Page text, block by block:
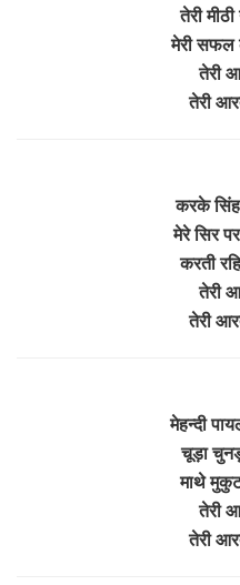
तेरी
मेरी सफल
तेरी
तेरी
करके
मेरे सिर
करती
तेरी
तेरी
मेहन्दी
चूड़ा
माथे मुकुट
तेरी
तेरी